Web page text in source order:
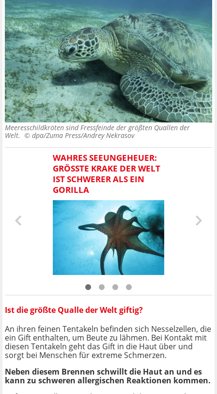
Meeresschildkröten sind Fressfeinde der größten Quallen der
Welt. © dpa/Zuma Press/Andrey Nekrasov
WAHRES SEEUNGEHEUER:
GRÖSSTE KRAKE DER WELT I
ST SCHWERER ALS EIN G
ORILLA
Ist die größte Qualle der Welt giftig?
An ihren feinen Tentakeln befinden sich Nesselzellen, die
ein Gift enthalten, um Beute zu lähmen. Bei Kontakt mit
diesen Tentakeln geht das Gift in die Haut über und
sorgt bei Menschen für extreme Schmerzen.
Neben diesem Brennen schwillt die Haut an und es
kann zu schweren allergischen Reaktionen kommen.